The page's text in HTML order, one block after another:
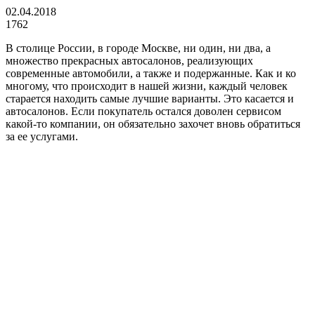
02.04.2018
1762
В столице России, в городе Москве, ни один, ни два, а
множество прекрасных автосалонов, реализующих
современные автомобили, а также и подержанные. Как и ко
многому, что происходит в нашей жизни, каждый человек
старается находить самые лучшие варианты. Это касается и
автосалонов. Если покупатель остался доволен сервисом
какой-то компании, он обязательно захочет вновь обратиться
за ее услугами.